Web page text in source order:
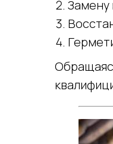
Замену